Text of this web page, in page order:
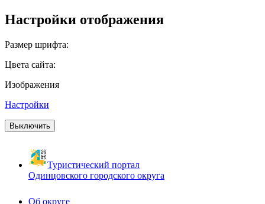
Настройки отображения
Размер шрифта:
Цвета сайта:
Изображения
Настройки
Выключить
Туристический портал
Одинцовского городского округа
Об округе